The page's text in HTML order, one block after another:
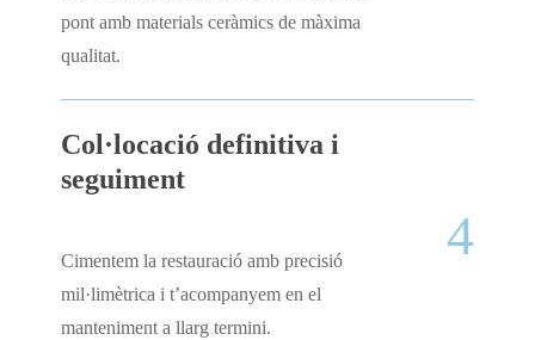
pont amb materials ceràmics de màxima
qualitat.
Col·locació definitiva i
seguiment
Cimentem la restauració amb precisió
mil·limètrica i t’acompanyem en el
manteniment a llarg termini.
4